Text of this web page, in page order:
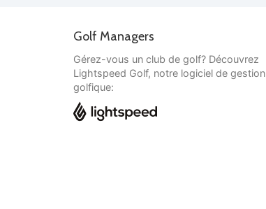
Golf Managers
Gérez-vous un club de golf? Découvrez
Lightspeed Golf, notre logiciel de gestion
golfique: